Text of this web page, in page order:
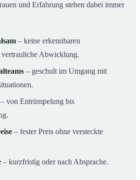
und Erfahrung stehen dabei immer
– keine erkennbaren
vertrauliche Abwicklung.
– geschult im Umgang mit
– von Entrümpelung bis
– fester Preis ohne versteckte
– kurzfristig oder nach Absprache.